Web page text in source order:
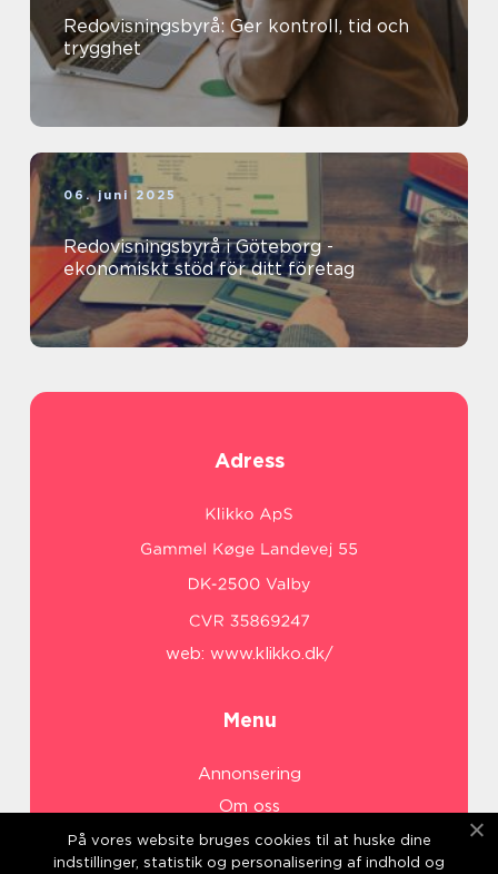
Redovisningsbyrå: Ger kontroll, tid och
trygghet
06. juni 2025
Redovisningsbyrå i Göteborg -
ekonomiskt stöd för ditt företag
Adress
web: www.klikko.dk/
Menu
Annonsering
Om oss
Cookies
På vores website bruges cookies til at huske dine
indstillinger, statistik og personalisering af indhold og